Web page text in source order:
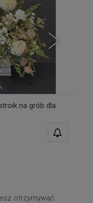
na grób dla
otrzymywać